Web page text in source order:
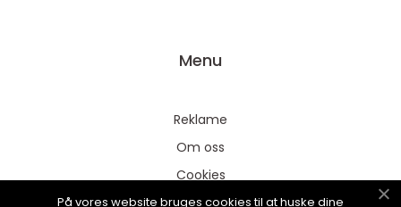
Menu
Reklame
Om oss
Cookies
Kontakt Oss
På vores website bruges cookies til at huske dine